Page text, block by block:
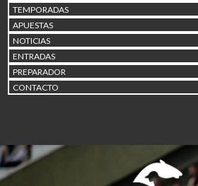
TEMPORADAS
APUESTAS
NOTICIAS
ENTRADAS
PREPARADOR
CONTACTO
23/08 17:30
30/08 17:30
02/09 11:15
06/09 17:30
30/09 11:30